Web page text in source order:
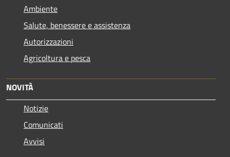
Ambiente
Salute, benessere e assistenza
Autorizzazioni
Agricoltura e pesca
NOVITÀ
Notizie
Comunicati
Avvisi